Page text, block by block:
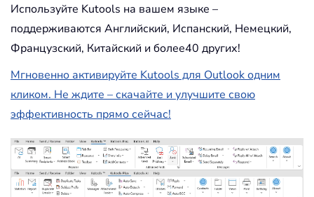
Используйте Kutools на вашем языке –
поддерживаются Английский, Испанский, Немецкий,
Французский, Китайский и более40 других!
Мгновенно активируйте Kutools для Outlook одним
кликом. Не ждите – скачайте и улучшите свою
эффективность прямо сейчас!